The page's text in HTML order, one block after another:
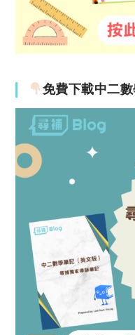
免費下載中二數